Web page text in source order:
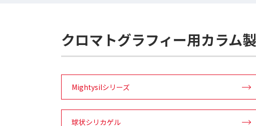
クロマトグラフィー用カラム
Mightysilシリーズ
球状シリカゲル